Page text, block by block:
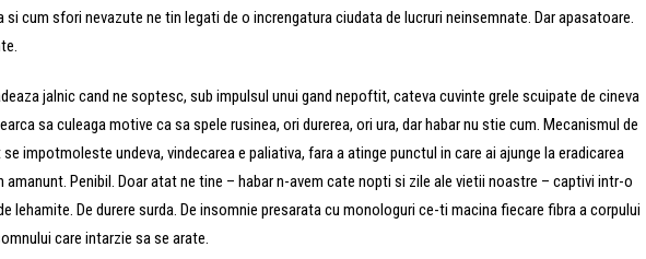
si cum sfori nevazute ne tin legati de o increngatura ciudata de lucruri neinsemnate. Dar apasatoare.
jalnic cand ne soptesc, sub impulsul unui gand nepoftit, cateva cuvinte grele scuipate de cineva
sa culeaga motive ca sa spele rusinea, ori durerea, ori ura, dar habar nu stie cum. Mecanismul de
impotmoleste undeva, vindecarea e paliativa, fara a atinge punctul in care ai ajunge la eradicarea
amanunt. Penibil. Doar atat ne tine – habar n-avem cate nopti si zile ale vietii noastre – captivi intr-o
lehamite. De durere surda. De insomnie presarata cu monologuri ce-ti macina fiecare fibra a corpului
care intarzie sa se arate.